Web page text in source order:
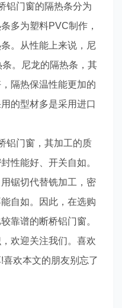
门窗的隔热条分为
多为塑料PVC制作，
。从性能上来说，尼
。尼龙的隔热条，其
隔热保温性能更加的
的型材多是采用进口
门窗，其加工的质
性能好、开关自如。
锯切代替铣加工，密
自如。因此，在选购
靠谱的断桥铝门窗。
欢迎关注我们。喜欢
欢本文的朋友别忘了